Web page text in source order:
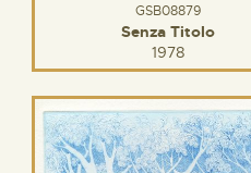
GSB08879
Senza Titolo
1978